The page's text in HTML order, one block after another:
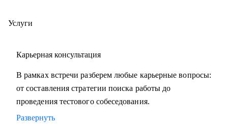
команду
• консультирую команды для развития бизнесов
• с подготовкой к техническим собеседованиям.
Кому могу помочь:
• проконсультирую проджект менеджеров, продакт
Услуги
Карьерная консультация
В рамках встречи разберем любые карьерные вопросы:
от составления стратегии поиска работы до
проведения тестового собеседования.
Развернуть